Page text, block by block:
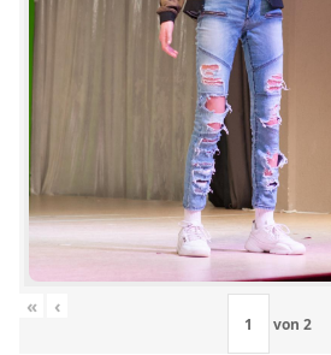
« ‹
von 2